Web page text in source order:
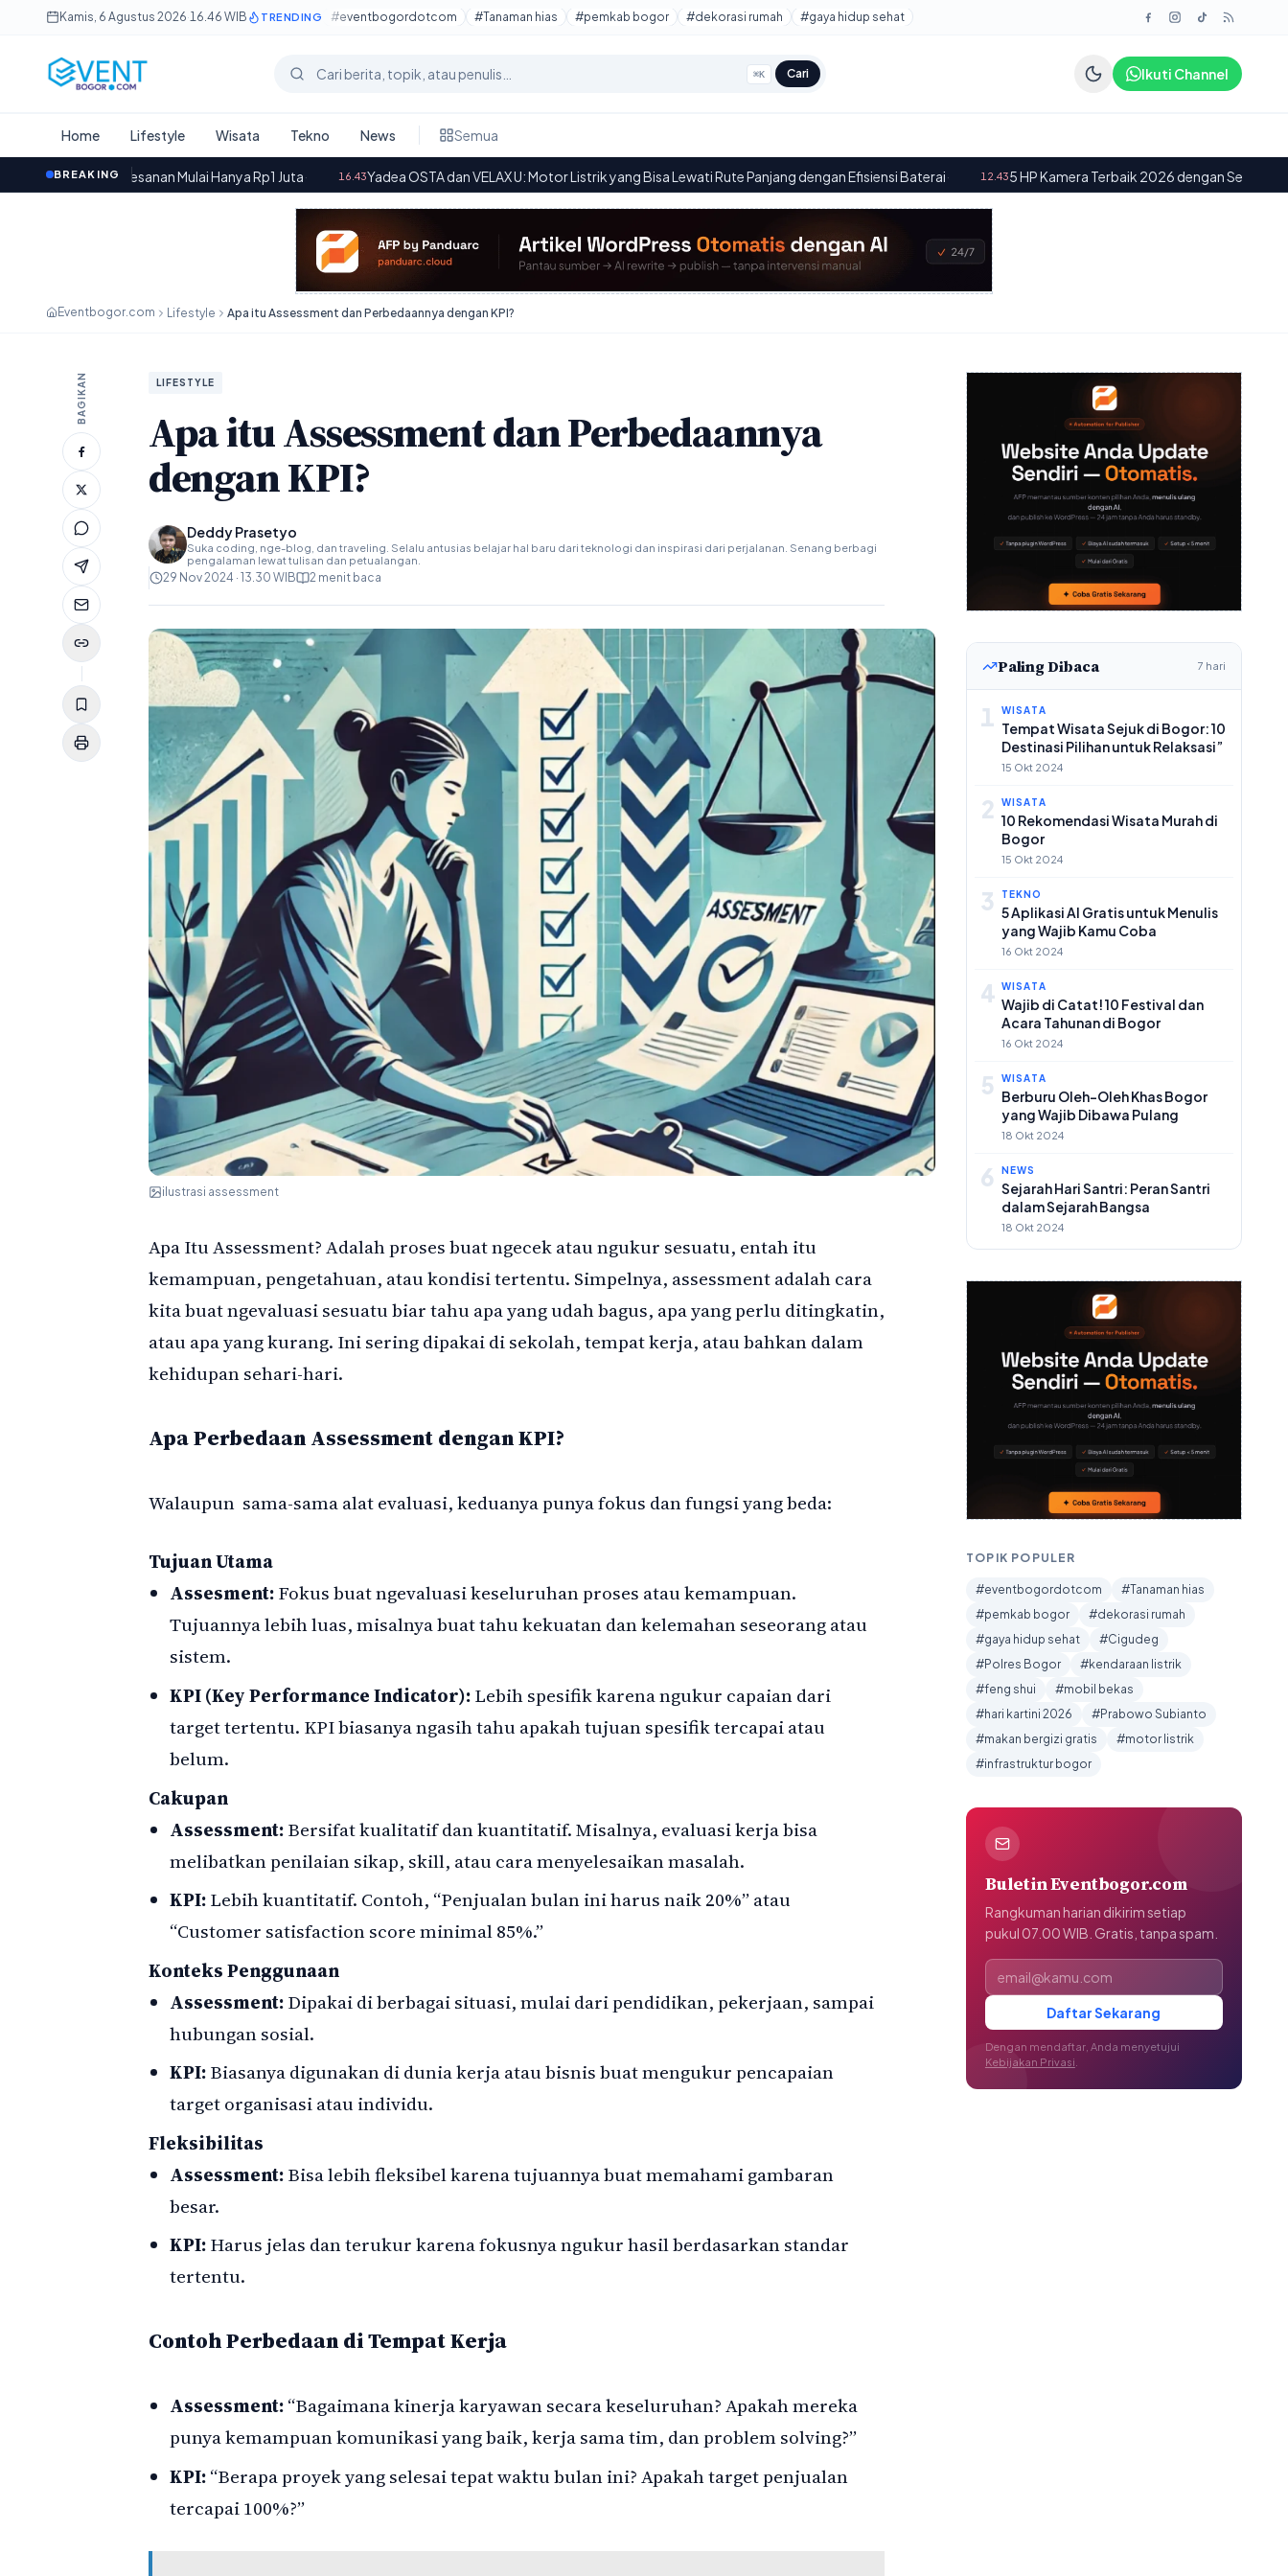
Lewati ke konten utama
Kamis, 6 Agustus 2026·16.46 WIB TRENDING #eventbogordotcom #Tanaman hias #pemkab bogor #dekorasi rumah #gaya hidup sehat
Cari berita ⌘K Cari Ikuti Channel
Home Lifestyle Wisata Tekno News Semua
BREAKING
Mulai Hanya Rp1 Juta· 16.43Yadea OSTA dan VELAX U: Motor Listrik yang Bisa Lewati Rute Panjang dengan Efisiensi Baterai· 12.435 HP Kamera Terbaik 2026 dengan Sensor Besar dan Kamera 200
Eventbogor.com Lifestyle Apa itu Assessment dan Perbedaannya dengan KPI?
BAGIKAN LIFESTYLE
Apa itu Assessment dan Perbedaannya
dengan KPI?
Deddy Prasetyo
Suka coding, nge-blog, dan traveling. Selalu antusias belajar hal baru dari teknologi dan inspirasi dari perjalanan. Senang berbagi
pengalaman lewat tulisan dan petualangan.
29 Nov 2024 · 13.30 WIB 2 menit baca
ilustrasi assessment
Apa Itu Assessment? Adalah proses buat ngecek atau ngukur sesuatu, entah itu
kemampuan, pengetahuan, atau kondisi tertentu. Simpelnya, assessment adalah cara
kita buat ngevaluasi sesuatu biar tahu apa yang udah bagus, apa yang perlu ditingkatin,
atau apa yang kurang. Ini sering dipakai di sekolah, tempat kerja, atau bahkan dalam
kehidupan sehari-hari.
Apa Perbedaan Assessment dengan KPI?
Walaupun sama-sama alat evaluasi, keduanya punya fokus dan fungsi yang beda:
Tujuan Utama
Assesment:Fokus buat ngevaluasi keseluruhan proses atau kemampuan.
Tujuannya lebih luas, misalnya buat tahu kekuatan dan kelemahan seseorang atau
sistem.
KPI (Key Performance Indicator):Lebih spesifik karena ngukur capaian dari
target tertentu. KPI biasanya ngasih tahu apakah tujuan spesifik tercapai atau
belum.
Cakupan
Assessment:Bersifat kualitatif dan kuantitatif. Misalnya, evaluasi kerja bisa
melibatkan penilaian sikap, skill, atau cara menyelesaikan masalah.
KPI:Lebih kuantitatif. Contoh, “Penjualan bulan ini harus naik 20%” atau
“Customer satisfaction score minimal 85%.”
Konteks Penggunaan
Assessment:Dipakai di berbagai situasi, mulai dari pendidikan, pekerjaan, sampai
hubungan sosial.
KPI:Biasanya digunakan di dunia kerja atau bisnis buat mengukur pencapaian
target organisasi atau individu.
Fleksibilitas
Assessment:Bisa lebih fleksibel karena tujuannya buat memahami gambaran
besar.
KPI:Harus jelas dan terukur karena fokusnya ngukur hasil berdasarkan standar
tertentu.
Contoh Perbedaan di Tempat Kerja
Assessment:“Bagaimana kinerja karyawan secara keseluruhan? Apakah mereka
punya kemampuan komunikasi yang baik, kerja sama tim, dan problem solving?”
KPI:“Berapa proyek yang selesai tepat waktu bulan ini? Apakah target penjualan
tercapai 100%?”
Paling Dibaca 7 hari
1 WISATA
Tempat Wisata Sejuk di Bogor: 10
Destinasi Pilihan untuk Relaksasi”
15 Okt 2024
2 WISATA
10 Rekomendasi Wisata Murah di
Bogor
15 Okt 2024
3 TEKNO
5 Aplikasi AI Gratis untuk Menulis
yang Wajib Kamu Coba
16 Okt 2024
4 WISATA
Wajib di Catat! 10 Festival dan
Acara Tahunan di Bogor
16 Okt 2024
5 WISATA
Berburu Oleh-Oleh Khas Bogor
yang Wajib Dibawa Pulang
18 Okt 2024
6 NEWS
Sejarah Hari Santri: Peran Santri
dalam Sejarah Bangsa
18 Okt 2024
TOPIK POPULER
#eventbogordotcom
#Tanaman hias
#pemkab bogor
#dekorasi rumah
#gaya hidup sehat
#Cigudeg
#Polres Bogor
#kendaraan listrik
#feng shui
#mobil bekas
#hari kartini 2026
#Prabowo Subianto
#makan bergizi gratis
#motor listrik
#infrastruktur bogor
Buletin Eventbogor.com
Rangkuman harian dikirim setiap
pukul 07.00 WIB. Gratis, tanpa spam.
Alamat email
Daftar Sekarang
Dengan mendaftar, Anda menyetujui
Kebijakan Privasi